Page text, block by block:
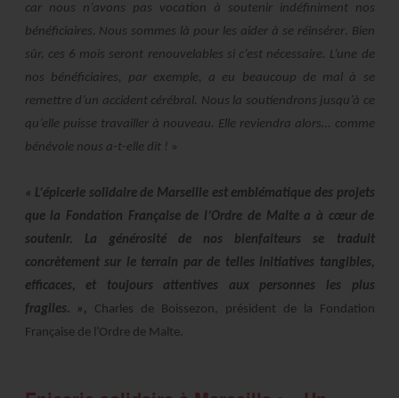
car nous n’avons pas vocation à soutenir indéfiniment nos
bénéficiaires. Nous sommes là pour les aider à se réinsérer. Bien
sûr, ces 6 mois seront renouvelables si c’est nécessaire. L’une de
nos bénéficiaires, par exemple, a eu beaucoup de mal à se
remettre d’un accident cérébral. Nous la soutiendrons jusqu’à ce
qu’elle puisse travailler à nouveau. Elle reviendra alors… comme
bénévole nous a-t-elle dit ! »
« L‘épicerie solidaire de Marseille est emblématique des projets
que la Fondation Française de l’Ordre de Malte a à cœur de
soutenir. La générosité de nos bienfaiteurs se traduit
concrètement sur le terrain par de telles initiatives tangibles,
efficaces, et toujours attentives aux personnes les plus
fragiles. », Charles de Boissezon, président de la Fondation
Française de l’Ordre de Malte.